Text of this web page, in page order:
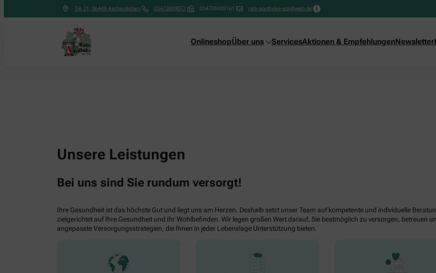
Tie 21 , 06449 Aschersleben 03473809077 034738408161 rats-apotheke-asl@web.de
OnlineshopÜber uns ServicesAktionen & EmpfehlungenNewsletter
Unsere Leistungen
Bei uns sind Sie rundum versorgt!
Ihre Gesundheit ist das höchste Gut und liegt uns am Herzen. Deshalb setzt unser Team auf kompetente und individuelle
zielgerichtet auf Ihre Gesundheit und Ihr Wohlbefinden. Wir legen großen Wert darauf, Sie bestmöglich zu versorgen, betreuen
angepasste Versorgungsstrategien, die Ihnen in jeder Lebenslage Unterstützung bieten.